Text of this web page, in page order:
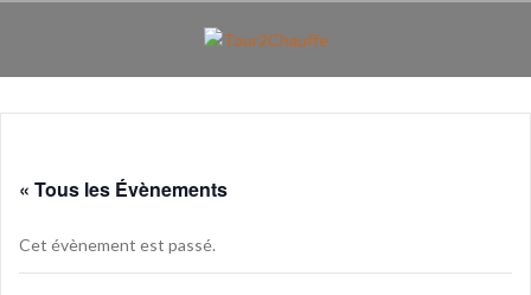
« Tous les Évènements
Cet évènement est passé.